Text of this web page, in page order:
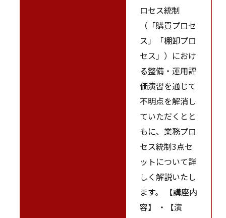
ロセス統制
（「購買プロセ
ス」「棚卸プロ
セス」）におけ
る整備・運用評
価演習を通じて
不明点を解消し
ていただくとと
もに、業務プロ
セス統制3点セ
ットについて詳
しく解説いたし
ます。 【講座内
容】 ・【演